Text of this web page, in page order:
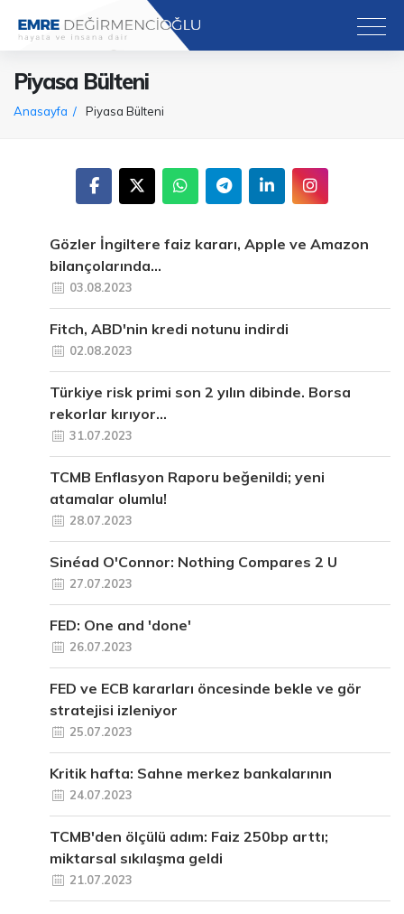
Piyasa Bülteni
Anasayfa Piyasa Bülteni
Gözler İngiltere faiz kararı, Apple ve Amazon
bilançolarında...
03.08.2023
Fitch, ABD'nin kredi notunu indirdi
02.08.2023
Türkiye risk primi son 2 yılın dibinde. Borsa
rekorlar kırıyor...
31.07.2023
TCMB Enflasyon Raporu beğenildi; yeni
atamalar olumlu!
28.07.2023
Sinéad O'Connor: Nothing Compares 2 U
27.07.2023
FED: One and 'done'
26.07.2023
FED ve ECB kararları öncesinde bekle ve gör
stratejisi izleniyor
25.07.2023
Kritik hafta: Sahne merkez bankalarının
24.07.2023
TCMB'den ölçülü adım: Faiz 250bp arttı;
miktarsal sıkılaşma geldi
21.07.2023